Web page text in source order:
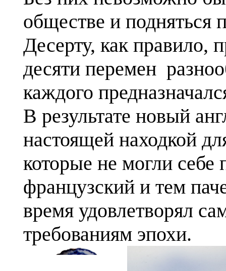
обществе и подняться
Десерту, как правило,
десяти перемен
каждого
В результате новый
настоящей находкой
которые не могли себе
французский и тем
время удовлетворял
требованиям эпохи.